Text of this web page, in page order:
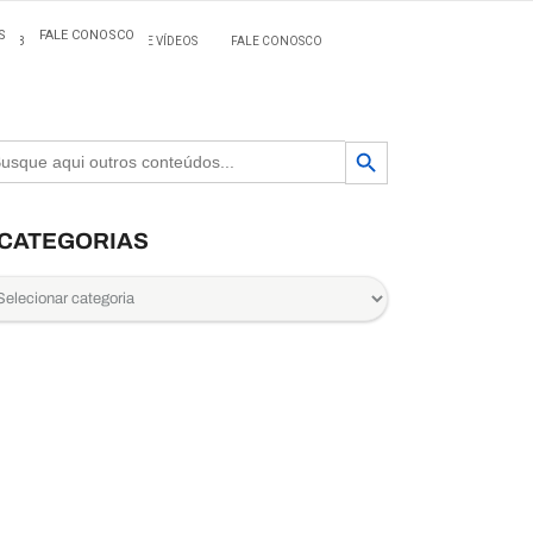
BLOG MATERIAIS E VÍDEOS FALE CONOSCO
FALE CONOSCO
Search Button